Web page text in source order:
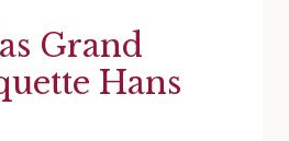
Grand
Hans